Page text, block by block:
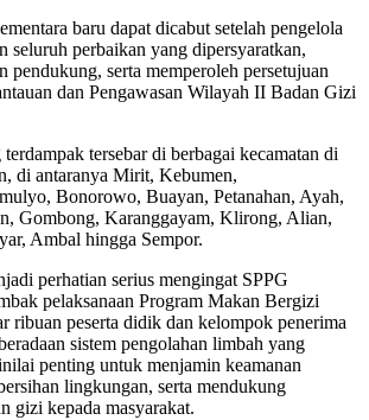
baru dapat dicabut setelah pengelola
seluruh perbaikan yang dipersyaratkan,
pendukung, serta memperoleh persetujuan
dan Pengawasan Wilayah II Badan Gizi
tersebar di berbagai kecamatan di
di antaranya Mirit, Kebumen,
Bonorowo, Buayan, Petanahan, Ayah,
Gombong, Karanggayam, Klirong, Alian,
Ambal hingga Sempor.
perhatian serius mengingat SPPG
pelaksanaan Program Makan Bergizi
ribuan peserta didik dan kelompok penerima
sistem pengolahan limbah yang
penting untuk menjamin keamanan
lingkungan, serta mendukung
gizi kepada masyarakat.